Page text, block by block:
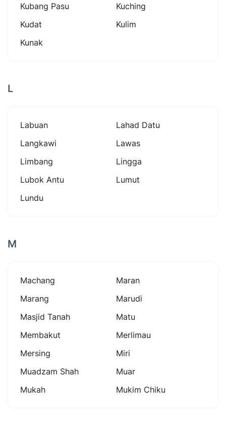
Kubang Pasu
Kuching
Kudat
Kulim
Kunak
L
Labuan
Lahad Datu
Langkawi
Lawas
Limbang
Lingga
Lubok Antu
Lumut
Lundu
M
Machang
Maran
Marang
Marudi
Masjid Tanah
Matu
Membakut
Merlimau
Mersing
Miri
Muadzam Shah
Muar
Mukah
Mukim Chiku